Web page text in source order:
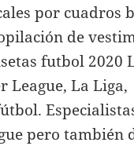
por cuadros
de
futbol 2020
League, La Liga,
pero también